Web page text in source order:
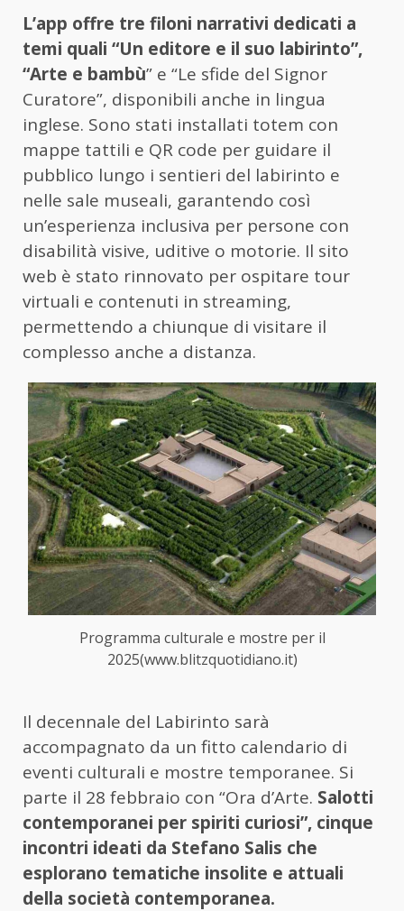
L’app offre tre filoni narrativi dedicati a
temi quali “Un editore e il suo labirinto”,
“Arte e bambù” e “Le sfide del Signor
Curatore”, disponibili anche in lingua
inglese. Sono stati installati totem con
mappe tattili e QR code per guidare il
pubblico lungo i sentieri del labirinto e
nelle sale museali, garantendo così
un’esperienza inclusiva per persone con
disabilità visive, uditive o motorie. Il sito
web è stato rinnovato per ospitare tour
virtuali e contenuti in streaming,
permettendo a chiunque di visitare il
complesso anche a distanza.
Programma culturale e mostre per il
2025(www.blitzquotidiano.it)
Il decennale del Labirinto sarà
accompagnato da un fitto calendario di
eventi culturali e mostre temporanee. Si
parte il 28 febbraio con “Ora d’Arte. Salotti
contemporanei per spiriti curiosi”, cinque
incontri ideati da Stefano Salis che
esplorano tematiche insolite e attuali
della società contemporanea.